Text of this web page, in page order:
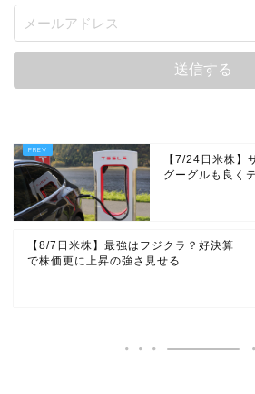
【7/24日米株】
グーグルも良く
【8/7日米株】最強はフジクラ？好決算
で株価更に上昇の強さ見せる